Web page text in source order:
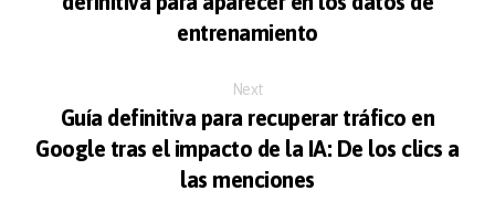
entrenamiento
Next
Guía definitiva para recuperar tráfico en
Google tras el impacto de la IA: De los clics a
las menciones